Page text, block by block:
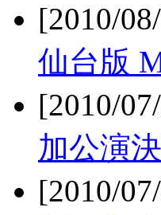
[2010/
仙台版
[2010/
加公演
[2010/